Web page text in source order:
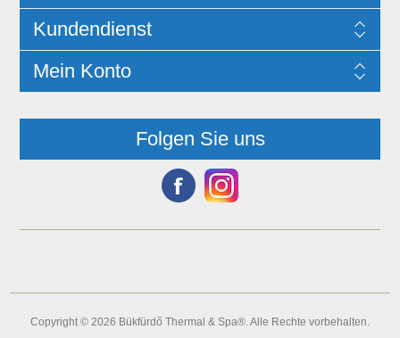
Kundendienst
Mein Konto
Folgen Sie uns
Copyright © 2026 Bükfürdő Thermal & Spa®. Alle Rechte vorbehalten.